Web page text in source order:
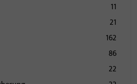
11
21
162
86
22